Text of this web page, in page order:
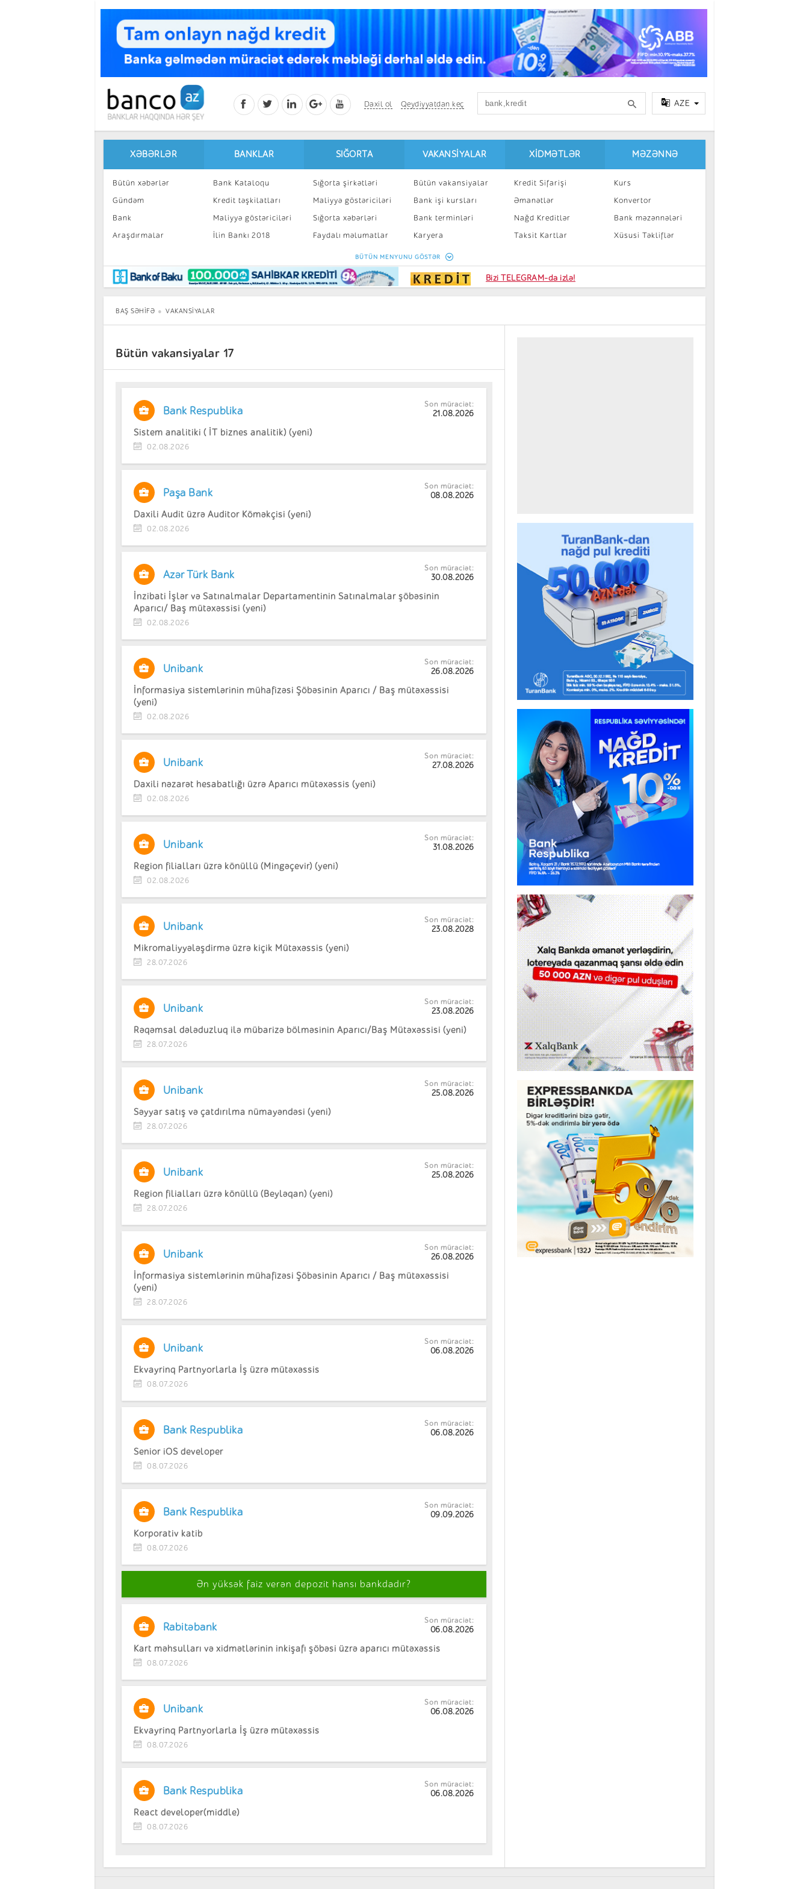
Daxil ol Qeydiyyatdan keç AZE
XƏBƏRLƏR
Bütün xəbərlər
Gündəm
Bank
Araşdırmalar
Maraqlı
BancoTV
Müsahibə
BANKLAR
Bank Kataloqu
Kredit təşkilatları
Maliyyə göstəriciləri
İlin Bankı 2018
SIĞORTA
Sığorta şirkətləri
Maliyyə göstəriciləri
Sığorta xəbərləri
Faydalı məlumatlar
Sığorta kalkulyatoru
VAKANSIYALAR
Bütün vakansiyalar
Bank işi kursları
Bank terminləri
Karyera
Peşakar inkişaf
XIDMƏTLƏR
Kredit Sifarişi
Əmanətlər
Nağd Kreditlər
Taksit Kartlar
Kart sifarişi
MƏZƏNNƏ
Kurs
Konvertor
Bank məzənnələri
Xüsusi Təkliflər
BÜTÜN MENYUNU GÖSTƏR
Bizi TELEGRAM-da izlə!
BAŞ SƏHIFƏ VAKANSIYALAR
Bütün vakansiyalar 17
Bank Respublika
Son müraciət:
21.08.2026
Sistem analitiki ( İT biznes analitik) (yeni)
02.08.2026
Paşa Bank
Son müraciət:
08.08.2026
Daxili Audit üzrə Auditor Köməkçisi (yeni)
02.08.2026
Azər Türk Bank
Son müraciət:
30.08.2026
İnzibati İşlər və Satınalmalar Departamentinin Satınalmalar şöbəsinin
Aparıcı/ Baş mütəxəssisi (yeni)
02.08.2026
Unibank
Son müraciət:
26.08.2026
İnformasiya sistemlərinin mühafizəsi Şöbəsinin Aparıcı / Baş mütəxəssisi
(yeni)
02.08.2026
Unibank
Son müraciət:
27.08.2026
Daxili nəzarət hesabatlığı üzrə Aparıcı mütəxəssis (yeni)
02.08.2026
Unibank
Son müraciət:
31.08.2026
Region filialları üzrə könüllü (Mingəçevir) (yeni)
02.08.2026
Unibank
Son müraciət:
23.08.2028
Mikromaliyyələşdirmə üzrə kiçik Mütəxəssis (yeni)
28.07.2026
Unibank
Son müraciət:
23.08.2026
Rəqəmsal dələduzluq ilə mübarizə bölməsinin Aparıcı/Baş Mütəxəssisi (yeni)
28.07.2026
Unibank
Son müraciət:
25.08.2026
Səyyar satış və çatdırılma nümayəndəsi (yeni)
28.07.2026
Unibank
Son müraciət:
25.08.2026
Region filialları üzrə könüllü (Beyləqan) (yeni)
28.07.2026
Unibank
Son müraciət:
26.08.2026
İnformasiya sistemlərinin mühafizəsi Şöbəsinin Aparıcı / Baş mütəxəssisi
(yeni)
28.07.2026
Unibank
Son müraciət:
06.08.2026
Ekvayrinq Partnyorlarla İş üzrə mütəxəssis
08.07.2026
Bank Respublika
Son müraciət:
06.08.2026
Senior iOS developer
08.07.2026
Bank Respublika
Son müraciət:
09.09.2026
Korporativ katib
08.07.2026
Ən yüksək faiz verən depozit hansı bankdadır?
Rabitəbank
Son müraciət:
06.08.2026
Kart məhsulları və xidmətlərinin inkişafı şöbəsi üzrə aparıcı mütəxəssis
08.07.2026
Unibank
Son müraciət:
06.08.2026
Ekvayrinq Partnyorlarla İş üzrə mütəxəssis
08.07.2026
Bank Respublika
Son müraciət:
06.08.2026
React developer(middle)
08.07.2026